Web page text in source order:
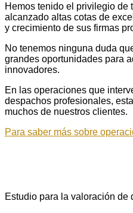
Hemos tenido el privilegio de
alcanzado altas cotas de
y crecimiento de sus firmas
No tenemos ninguna duda
grandes oportunidades para
innovadores.
En las operaciones que
despachos profesionales,
muchos de nuestros clientes.
Para saber más sobre
Estudio para la valoración de